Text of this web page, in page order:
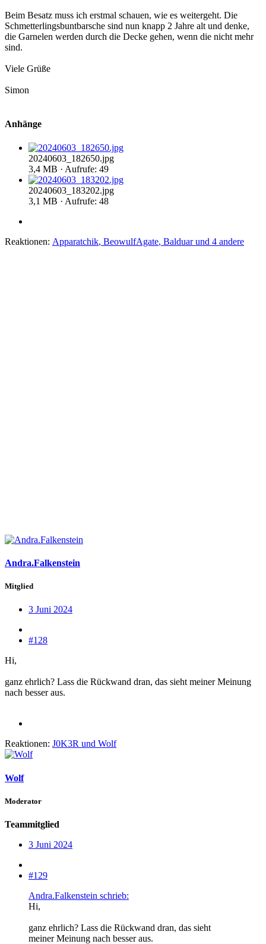
Beim Besatz muss ich erstmal schauen, wie es weitergeht. Die
Schmetterlingsbuntbarsche sind nun knapp 2 Jahre alt und denke,
die Garnelen werden durch die Decke gehen, wenn die nicht mehr
sind.
Viele Grüße
Simon
Anhänge
20240603_182650.jpg
3,4 MB · Aufrufe: 49
20240603_183202.jpg
3,1 MB · Aufrufe: 48
Reaktionen: Apparatchik, BeowulfAgate, Balduarund 4 andere
Andra.Falkenstein
Mitglied
3 Juni 2024
#128
Hi,
ganz ehrlich? Lass die Rückwand dran, das sieht meiner Meinung
nach besser aus.
Reaktionen: J0K3R und Wolf
Wolf
Moderator
Teammitglied
3 Juni 2024
#129
Andra.Falkenstein schrieb:
Hi,
ganz ehrlich? Lass die Rückwand dran, das sieht
meiner Meinung nach besser aus.